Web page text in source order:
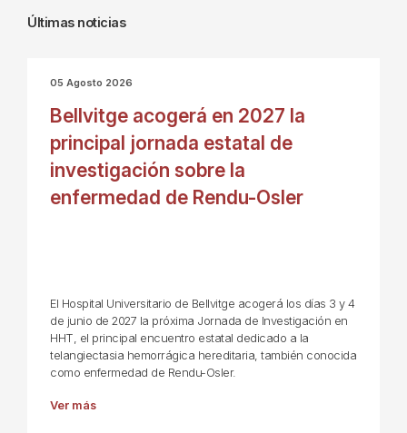
Últimas noticias
05 Agosto 2026
Bellvitge acogerá en 2027 la
principal jornada estatal de
investigación sobre la
enfermedad de Rendu-Osler
El Hospital Universitario de Bellvitge acogerá los días 3 y 4
de junio de 2027 la próxima Jornada de Investigación en
HHT, el principal encuentro estatal dedicado a la
telangiectasia hemorrágica hereditaria, también conocida
como enfermedad de Rendu-Osler.
Ver más